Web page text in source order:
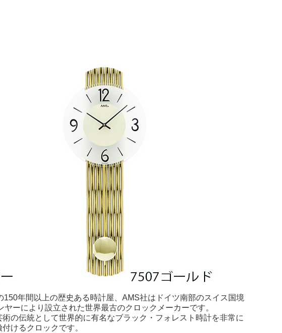
年間以上の歴史ある時計屋、AMS社はドイツ南部のスイス国境
ーにより設立された世界最古のクロックメーカーです。
の伝統として世界的に有名なブラック・フォレスト時計を非常に
けるクロックです。